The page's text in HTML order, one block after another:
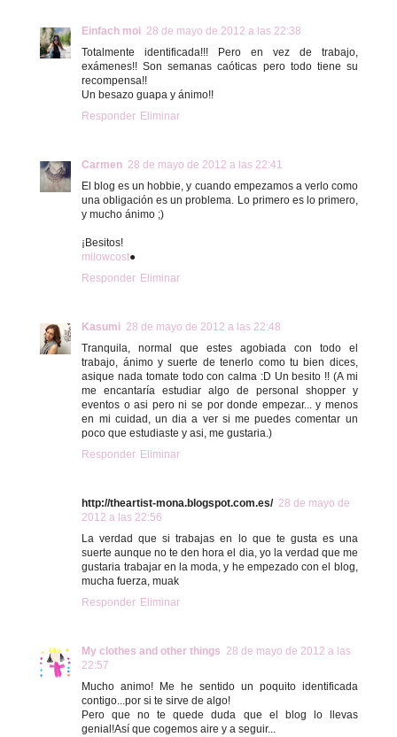
Einfach moi 28 de mayo de 2012 a las 22:38
Totalmente identificada!!! Pero en vez de trabajo,
exámenes!! Son semanas caóticas pero todo tiene su
recompensa!!
Un besazo guapa y ánimo!!
Responder Eliminar
Carmen 28 de mayo de 2012 a las 22:41
El blog es un hobbie, y cuando empezamos a verlo como
una obligación es un problema. Lo primero es lo primero,
y mucho ánimo ;)
¡Besitos!
milowcost●
Responder Eliminar
Kasumi 28 de mayo de 2012 a las 22:48
Tranquila, normal que estes agobiada con todo el
trabajo, ánimo y suerte de tenerlo como tu bien dices,
asique nada tomate todo con calma :D Un besito !! (A mi
me encantaría estudiar algo de personal shopper y
eventos o asi pero ni se por donde empezar... y menos
en mi cuidad, un dia a ver si me puedes comentar un
poco que estudiaste y asi, me gustaria.)
Responder Eliminar
http://theartist-mona.blogspot.com.es/ 28 de mayo de
2012 a las 22:56
La verdad que si trabajas en lo que te gusta es una
suerte aunque no te den hora el dia, yo la verdad que me
gustaria trabajar en la moda, y he empezado con el blog,
mucha fuerza, muak
Responder Eliminar
My clothes and other things 28 de mayo de 2012 a las
22:57
Mucho animo! Me he sentido un poquito identificada
contigo...por si te sirve de algo!
Pero que no te quede duda que el blog lo llevas
genial!Así que cogemos aire y a seguir...